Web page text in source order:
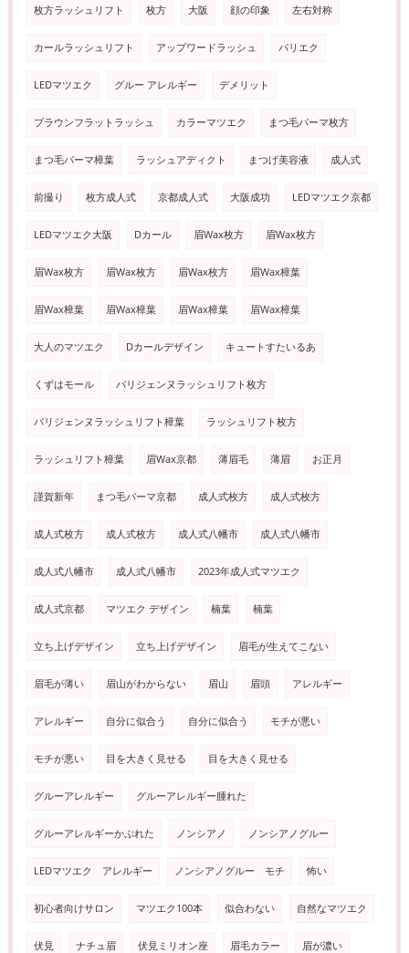
枚方ラッシュリフト 枚方 大阪 顔の印象 左右対称
カールラッシュリフト アップワードラッシュ パリエク
LEDマツエク グルー アレルギー デメリット
ブラウンフラットラッシュ カラーマツエク まつ毛パーマ枚方
まつ毛パーマ樟葉 ラッシュアディクト まつげ美容液 成人式
前撮り 枚方成人式 京都成人式 大阪成功 LEDマツエク京都
LEDマツエク大阪 Dカール 眉Wax枚方 眉Wax枚方
眉Wax枚方 眉Wax枚方 眉Wax枚方 眉Wax樟葉
眉Wax樟葉 眉Wax樟葉 眉Wax樟葉 眉Wax樟葉
大人のマツエク Dカールデザイン キュートすたいるあ
くずはモール パリジェンヌラッシュリフト枚方
パリジェンヌラッシュリフト樟葉 ラッシュリフト枚方
ラッシュリフト樟葉 眉Wax京都 薄眉毛 薄眉 お正月
謹賀新年 まつ毛パーマ京都 成人式枚方 成人式枚方
成人式枚方 成人式枚方 成人式八幡市 成人式八幡市
成人式八幡市 成人式八幡市 2023年成人式マツエク
成人式京都 マツエク デザイン 楠葉 楠葉
立ち上げデザイン 立ち上げデザイン 眉毛が生えてこない
眉毛が薄い 眉山がわからない 眉山 眉頭 アレルギー
アレルギー 自分に似合う 自分に似合う モチが悪い
モチが悪い 目を大きく見せる 目を大きく見せる
グルーアレルギー グルーアレルギー腫れた
グルーアレルギーかぶれた ノンシアノ ノンシアノグルー
LEDマツエク アレルギー ノンシアノグルー モチ 怖い
初心者向けサロン マツエク100本 似合わない 自然なマツエク
伏見 ナチュ眉 伏見ミリオン座 眉毛カラー 眉が濃い